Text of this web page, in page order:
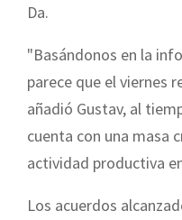
Da.
"Basándonos en la
parece que el viernes
añadió Gustav, al
cuenta con una masa
actividad productiva
Los acuerdos